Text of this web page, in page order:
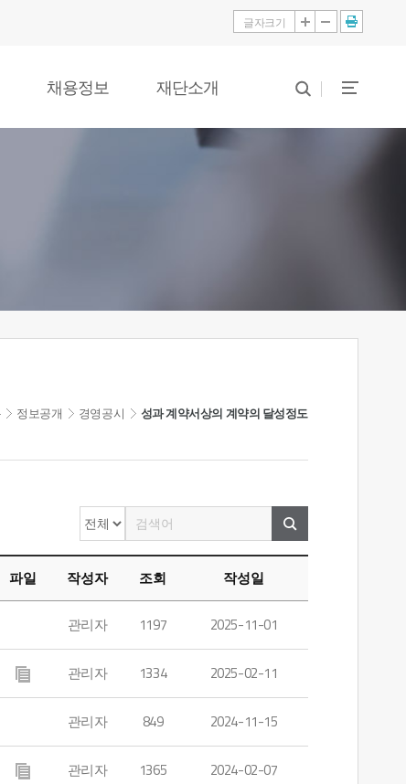
글자크기
채용정보 재단소개
정보공개 경영공시 성과 계약서상의 계약의 달성정도
파일 작성자 조회 작성일
관리자 1197 2025-11-01
관리자 1334 2025-02-11
관리자 849 2024-11-15
관리자 1365 2024-02-07